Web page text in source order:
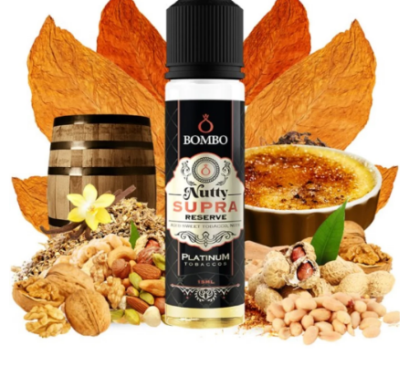
NIKOTINOVÉ SÁČKY
DÁRKOVÉ VOUCHERY
ATOMIZÉRY A CARTRIDGE
DIY
BATERIE A NABÍJEČKY
GRIPY & MODY
JEDNORÁZOVÉ A DOBÍJECÍ E-CIGARETY